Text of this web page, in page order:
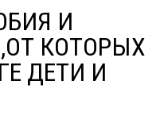
И
КОТОРЫХ
ДЕТИ И